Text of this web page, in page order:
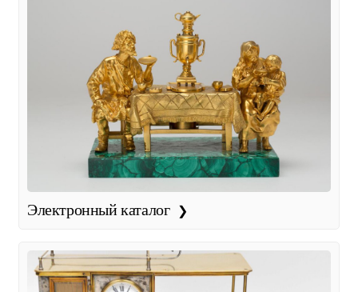
Электронный каталог